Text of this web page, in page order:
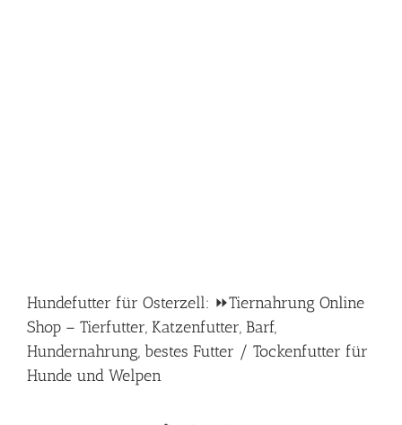
Hundefutter für Osterzell: ⏩Tiernahrung Online
Shop – Tierfutter, Katzenfutter, Barf,
Hundernahrung, bestes Futter / Tockenfutter für
Hunde und Welpen